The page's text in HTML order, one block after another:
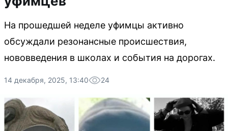
На прошедшей неделе уфимцы активно
обсуждали резонансные происшествия,
нововведения в школах и события на дорогах.
14 декабря, 2025, 13:40 24